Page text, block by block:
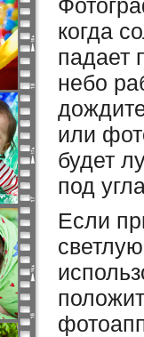
когда
падает
небо
или
будет
под
Если